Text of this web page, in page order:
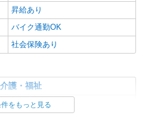
017
役職なし）
当（8,500円/回） ◆居住支援特別手
週20h以上勤務の方）別途支給
区北町2-15-10
詳細を見る
昇給あり
バイク通勤OK
社会保険あり
護・福祉
ワーカー
をもっと見る